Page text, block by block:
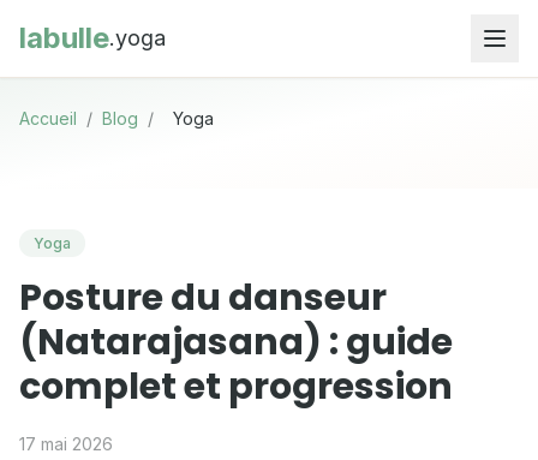
labulle.yoga
Accueil / Blog / Yoga
Yoga
Posture du danseur
(Natarajasana) : guide
complet et progression
17 mai 2026